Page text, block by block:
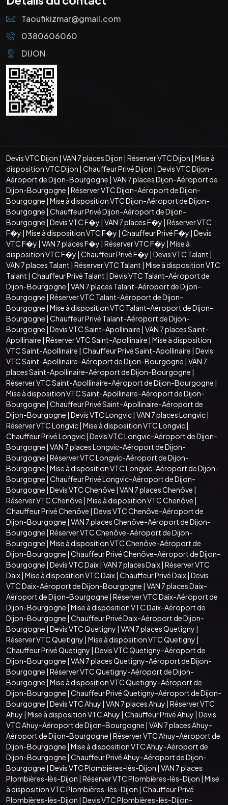
Taoufikizmar@gmail.com
0380606060
DIJON
Devis VTC Dijon | VAN 7 places Dijon | Réserver VTC Dijon | Mise à
disposition VTC Dijon | Chauffeur Privé Dijon | Devis VTC Dijon-
Aéroport de Dijon-Bourgogne | VAN 7 places Dijon-Aéroport de
Dijon-Bourgogne | Réserver VTC Dijon-Aéroport de Dijon-
Bourgogne | Mise à disposition VTC Dijon-Aéroport de Dijon-
Bourgogne | Chauffeur Privé Dijon-Aéroport de Dijon-
Bourgogne | Devis VTC F�y | VAN 7 places F�y | Réserver VTC
F�y | Mise à disposition VTC F�y | Chauffeur Privé F�y | Devis
VTC F�y | VAN 7 places F�y | Réserver VTC F�y | Mise à
disposition VTC F�y | Chauffeur Privé F�y | Devis VTC Talant |
VAN 7 places Talant | Réserver VTC Talant | Mise à disposition VTC
Talant | Chauffeur Privé Talant | Devis VTC Talant-Aéroport de
Dijon-Bourgogne | VAN 7 places Talant-Aéroport de Dijon-
Bourgogne | Réserver VTC Talant-Aéroport de Dijon-
Bourgogne | Mise à disposition VTC Talant-Aéroport de Dijon-
Bourgogne | Chauffeur Privé Talant-Aéroport de Dijon-
Bourgogne | Devis VTC Saint-Apollinaire | VAN 7 places Saint-
Apollinaire | Réserver VTC Saint-Apollinaire | Mise à disposition
VTC Saint-Apollinaire | Chauffeur Privé Saint-Apollinaire | Devis
VTC Saint-Apollinaire-Aéroport de Dijon-Bourgogne | VAN 7
places Saint-Apollinaire-Aéroport de Dijon-Bourgogne |
Réserver VTC Saint-Apollinaire-Aéroport de Dijon-Bourgogne |
Mise à disposition VTC Saint-Apollinaire-Aéroport de Dijon-
Bourgogne | Chauffeur Privé Saint-Apollinaire-Aéroport de
Dijon-Bourgogne | Devis VTC Longvic| VAN 7 places Longvic|
Réserver VTC Longvic| Mise à disposition VTC Longvic|
Chauffeur Privé Longvic| Devis VTC Longvic-Aéroport de Dijon-
Bourgogne | VAN 7 places Longvic-Aéroport de Dijon-
Bourgogne | Réserver VTC Longvic-Aéroport de Dijon-
Bourgogne | Mise à disposition VTC Longvic-Aéroport de Dijon-
Bourgogne | Chauffeur Privé Longvic-Aéroport de Dijon-
Bourgogne | Devis VTC Chenôve | VAN 7 places Chenôve |
Réserver VTC Chenôve | Mise à disposition VTC Chenôve |
Chauffeur Privé Chenôve | Devis VTC Chenôve-Aéroport de
Dijon-Bourgogne | VAN 7 places Chenôve-Aéroport de Dijon-
Bourgogne | Réserver VTC Chenôve-Aéroport de Dijon-
Bourgogne | Mise à disposition VTC Chenôve-Aéroport de
Dijon-Bourgogne | Chauffeur Privé Chenôve-Aéroport de Dijon-
Bourgogne | Devis VTC Daix| VAN 7 places Daix| Réserver VTC
Daix| Mise à disposition VTC Daix| Chauffeur Privé Daix| Devis
VTC Daix-Aéroport de Dijon-Bourgogne | VAN 7 places Daix-
Aéroport de Dijon-Bourgogne | Réserver VTC Daix-Aéroport de
Dijon-Bourgogne | Mise à disposition VTC Daix-Aéroport de
Dijon-Bourgogne | Chauffeur Privé Daix-Aéroport de Dijon-
Bourgogne | Devis VTC Quetigny | VAN 7 places Quetigny |
Réserver VTC Quetigny | Mise à disposition VTC Quetigny |
Chauffeur Privé Quetigny | Devis VTC Quetigny-Aéroport de
Dijon-Bourgogne | VAN 7 places Quetigny-Aéroport de Dijon-
Bourgogne | Réserver VTC Quetigny-Aéroport de Dijon-
Bourgogne | Mise à disposition VTC Quetigny-Aéroport de
Dijon-Bourgogne | Chauffeur Privé Quetigny-Aéroport de Dijon-
Bourgogne | Devis VTC Ahuy | VAN 7 places Ahuy | Réserver VTC
Ahuy | Mise à disposition VTC Ahuy | Chauffeur Privé Ahuy | Devis
VTC Ahuy-Aéroport de Dijon-Bourgogne | VAN 7 places Ahuy-
Aéroport de Dijon-Bourgogne | Réserver VTC Ahuy-Aéroport de
Dijon-Bourgogne | Mise à disposition VTC Ahuy-Aéroport de
Dijon-Bourgogne | Chauffeur Privé Ahuy-Aéroport de Dijon-
Bourgogne | Devis VTC Plombières-lès-Dijon | VAN 7 places
Plombières-lès-Dijon | Réserver VTC Plombières-lès-Dijon | Mise
à disposition VTC Plombières-lès-Dijon | Chauffeur Privé
Plombières-lès-Dijon | Devis VTC Plombières-lès-Dijon-